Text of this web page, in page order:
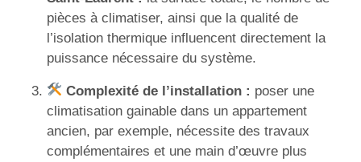
pièces à climatiser, ainsi que la qualité de
l’isolation thermique influencent directement la
puissance nécessaire du système.
Complexité de l’installation : poser une
climatisation gainable dans un appartement
ancien, par exemple, nécessite des travaux
complémentaires et une main d’œuvre plus